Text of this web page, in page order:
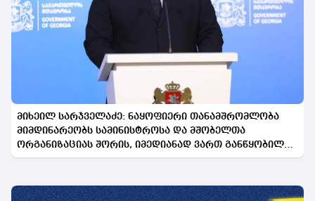
მიხეილ სარჯველაძე: ნაყოფიერი თანამშრომლობა
მიმდინარეობს სამინისტროსა და მშობელთა
ორგანიზაციას შორის, იმედიანად ვართ განწყობილი,
რომ პროგრამის გაფართოება საკეთილდღეო შედეგს